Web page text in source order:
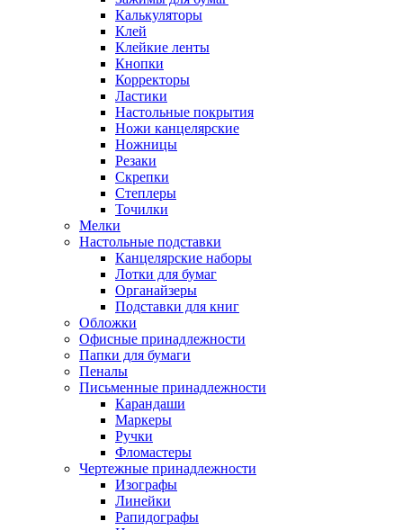
Калькуляторы
Клей
Клейкие ленты
Кнопки
Корректоры
Ластики
Настольные покрытия
Ножи канцелярские
Ножницы
Резаки
Скрепки
Степлеры
Точилки
Мелки
Настольные подставки
Канцелярские наборы
Лотки для бумаг
Органайзеры
Подставки для книг
Обложки
Офисные принадлежности
Папки для бумаги
Пеналы
Письменные принадлежности
Карандаши
Маркеры
Ручки
Фломастеры
Чертежные принадлежности
Изографы
Линейки
Рапидографы